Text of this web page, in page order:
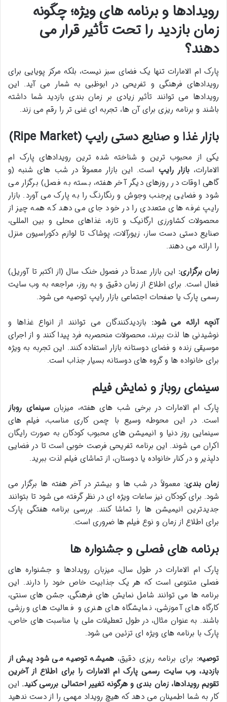
رویدادها و برنامه های ویژه؛ چگونه
زمان بازدید را تحت تأثیر قرار می
دهند؟
پارک ام الامارات تنها یک فضای سبز نیست، بلکه مرکز پویایی برای
رویدادهای فرهنگی و تفریحی در ابوظبی به شمار می آید. این
رویدادها می توانند تأثیر زیادی بر زمان بندی بازدید شما داشته
باشند و برنامه ریزی برای آن ها، تجربه ای غنی تر را رقم می زند.
بازار غذا و صنایع دستی رایپ (Ripe Market)
یکی از محبوب ترین و شناخته شده ترین رویدادهای پارک ام
الامارات،بازار رایپ است. این بازار معمولاً در شب های شنبه (و
گاهی اوقات در روزهای دیگر آخر هفته، بسته به فصل) برگزار می
شود و فضایی پرجنب وجوش و رنگارنگ را به پارک می آورد. بازار
رایپ غرفه های متعددی را در خود جای می دهد که همه چیز از
محصولات کشاورزی ارگانیک و تازه، غذاهای محلی و بین المللی،
صنایع دستی دست ساز، زیورآلات، پوشاک تا لوازم دکوراسیون منزل
را ارائه می دهند.
زمان برگزاری: این بازار عمدتاً در فصول خنک سال (از اکتبر تا آوریل)
فعال است. برای اطلاع از زمان دقیق و به روز، مراجعه به وب سایت
رسمی پارک یا صفحات اجتماعی بازار رایپ توصیه می شود.
آنچه ارائه می شود: بازدیدکنندگان می توانند از انواع غذاها و
نوشیدنی ها لذت ببرند، محصولات منحصربه فرد پیدا کنند و از اجرای
موسیقی زنده و فضای دوستانه بازار استفاده کنند. این تجربه به ویژه
برای خانواده ها و گروه های دوستانه بسیار جذاب است.
سینمای روباز و نمایش فیلم
پارک ام الامارات در برخی شب های هفته، میزبانسینمای روباز
است. در این محوطه وسیع با چمن کاری مناسب، فیلم های
سینمایی روز دنیا و انیمیشن های محبوب کودکان به صورت رایگان
اکران می شوند. این برنامه تفریحی فرصت خوبی است تا در فضایی
دلپذیر و در کنار خانواده یا دوستان، از تماشای فیلم لذت ببرید.
زمان بندی: معمولاً در شب ها و بیشتر در آخر هفته ها برگزار می
شود. برای کودکان نیز ساعات ویژه ای در نظر گرفته می شود تا بتوانند
جدیدترین انیمیشن ها را تماشا کنند. بررسی برنامه هفتگی پارک
برای اطلاع از زمان و نوع فیلم ها ضروری است.
برنامه های فصلی و جشنواره ها
پارک ام الامارات در طول سال، میزبان رویدادها و جشنواره های
فصلی متنوعی است که هر یک جذابیت خاص خود را دارند. این
برنامه ها می توانند شامل نمایش های فرهنگی، جشن های سنتی،
کارگاه های آموزشی، نمایشگاه های هنری و فعالیت های ورزشی
باشند. به عنوان مثال، در طول تعطیلات ملی یا مناسبت های خاص،
پارک با برنامه های ویژه ای تزئین می شود.
توصیه: برای برنامه ریزی دقیق،همیشه توصیه می شود پیش از
بازدید، وب سایت رسمی پارک ام الامارات را برای اطلاع از آخرین
تقویم رویدادها، زمان بندی و هرگونه تغییر احتمالی بررسی کنید. این
کار به شما اطمینان می دهد که هیچ رویداد مهمی را از دست ندهید